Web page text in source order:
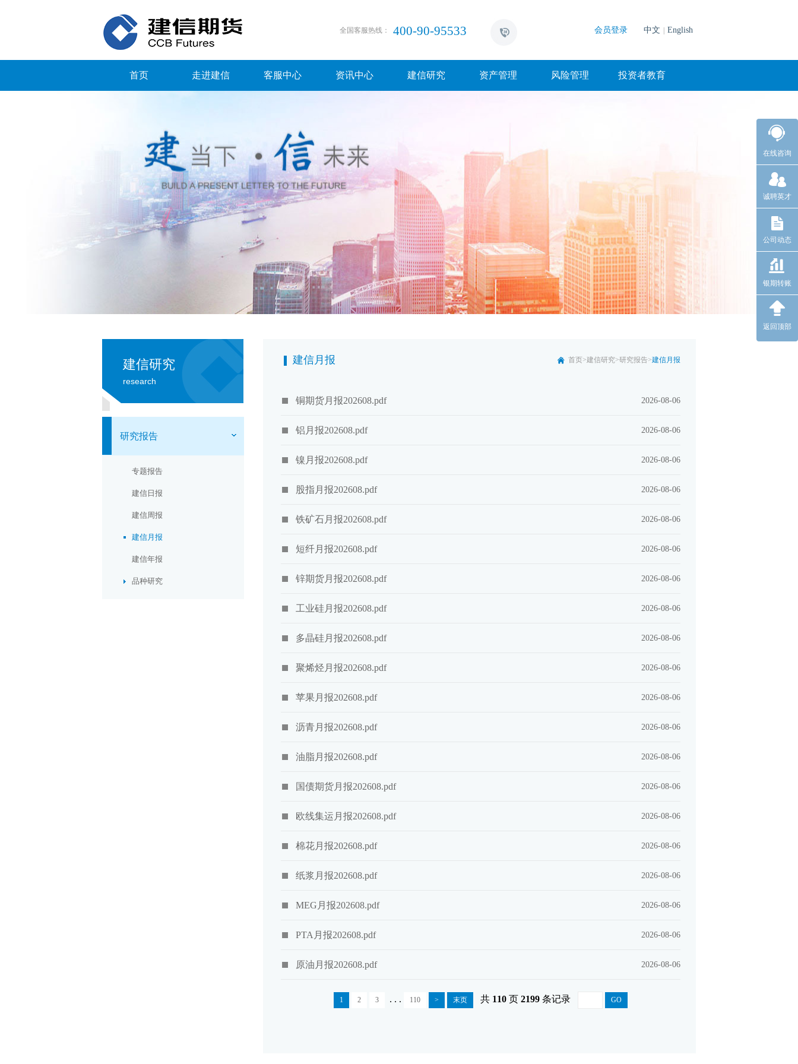
在线咨询
诚聘英才
公司动态
银期转账
返回顶部
会员登录
全国客服热线： 400-90-95533 中文 English
首页 走进建信 客服中心 资讯中心 建信研究 资产管理 风险管理 投资者教育
建信研究
research
研究报告
专题报告
建信日报
建信周报
建信月报
建信年报
品种研究
建信月报 首页>建信研究>研究报告>建信月报
2026-08-06
铜期货月报202608.pdf
2026-08-06
铝月报202608.pdf
2026-08-06
镍月报202608.pdf
2026-08-06
股指月报202608.pdf
2026-08-06
铁矿石月报202608.pdf
2026-08-06
短纤月报202608.pdf
2026-08-06
锌期货月报202608.pdf
2026-08-06
工业硅月报202608.pdf
2026-08-06
多晶硅月报202608.pdf
2026-08-06
聚烯烃月报202608.pdf
2026-08-06
苹果月报202608.pdf
2026-08-06
沥青月报202608.pdf
2026-08-06
油脂月报202608.pdf
2026-08-06
国债期货月报202608.pdf
2026-08-06
欧线集运月报202608.pdf
2026-08-06
棉花月报202608.pdf
2026-08-06
纸浆月报202608.pdf
2026-08-06
MEG月报202608.pdf
2026-08-06
PTA月报202608.pdf
2026-08-06
原油月报202608.pdf
1 2 3 . . . 110 > 末页 共 110 页 2199 条记录 GO